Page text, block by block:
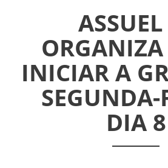
ASSEMBLÉIAS
NOTÍCIAS
VÍDEOS
FILIAÇÃO
ASSUEL
INICIAR A
SEGUNDA-
DIA 8